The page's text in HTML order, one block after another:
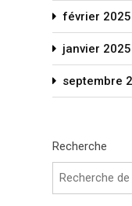
février 2025
janvier 2025
septembre
Recherche